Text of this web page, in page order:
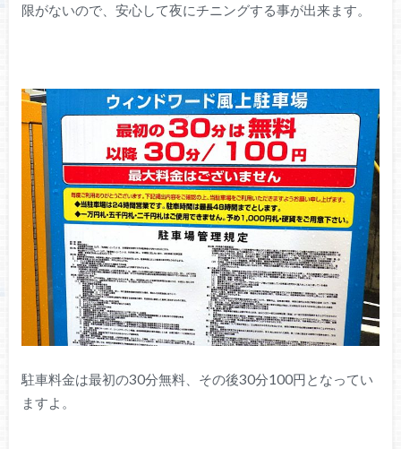
限がないので、安心して夜にチニングする事が出来ます。
駐車料金は最初の30分無料、その後30分100円となってい
ますよ。